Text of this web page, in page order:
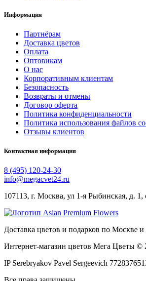
Информация
Партнёрам
Доставка цветов
Оплата
Оптовикам
О нас
Корпоративным клиентам
Безопасность
Возвраты и отмены
Договор оферта
Политика конфиденциальности
Политика использования файлов
Отзывы клиентов
Контактная информация
8 (495) 120-24-30
info@megacvet24.ru
107113, г. Москва, ул 1-я Рыбинская, д. 1,
Доставка цветов и подарков по Москве
Интернет-магазин цветов Мега Цветы ©
IP Serebryakov Pavel Sergeevich